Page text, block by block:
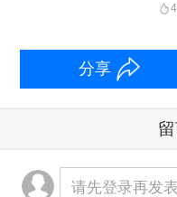
东莞证券：三季
或将再度成为市
分享
请先登录再发